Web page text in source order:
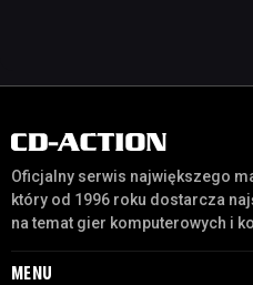
Oficjalny serwis największego
który od 1996 roku dostarcza
na temat gier komputerowych i
MENU